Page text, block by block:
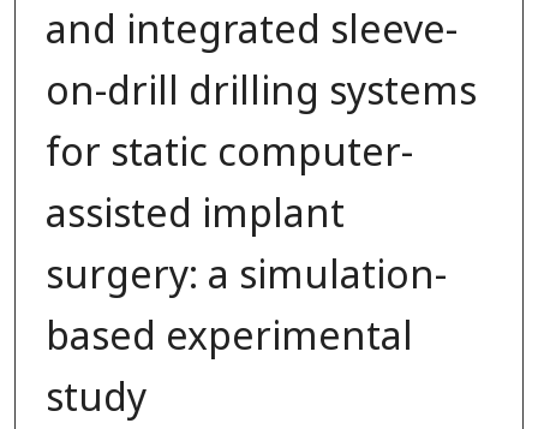
and integrated sleeve-
on-drill drilling systems
for static computer-
assisted implant
surgery: a simulation-
based experimental
study